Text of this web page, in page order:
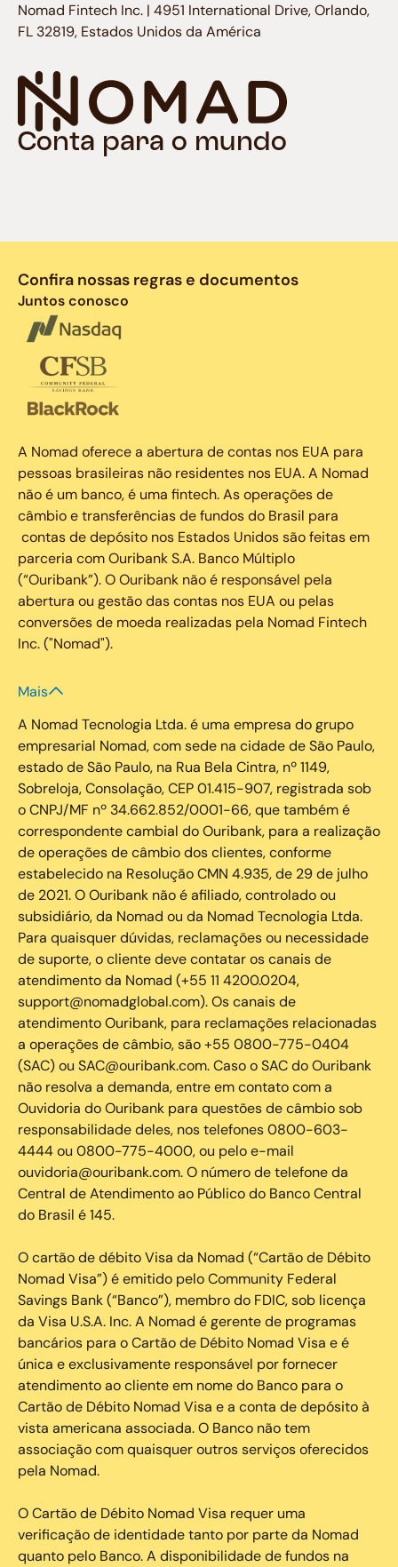
Conta para o mundo
Nomad Fintech Inc. | 4951 International Drive, Orlando,
FL 32819, Estados Unidos da América
Confira nossas regras e documentos
Juntos conosco
A Nomad oferece a abertura de contas nos EUA para
pessoas brasileiras não residentes nos EUA. A Nomad
não é um banco, é uma fintech. As operações de
câmbio e transferências de fundos do Brasil para
contas de depósito nos Estados Unidos são feitas em
parceria com Ouribank S.A. Banco Múltiplo
(“Ouribank”). O Ouribank não é responsável pela
abertura ou gestão das contas nos EUA ou pelas
conversões de moeda realizadas pela Nomad Fintech
Inc. ("Nomad").
Mais
A Nomad Tecnologia Ltda. é uma empresa do grupo
empresarial Nomad, com sede na cidade de São Paulo,
estado de São Paulo, na Rua Bela Cintra, nº 1149,
Sobreloja, Consolação, CEP 01.415-907, registrada sob
o CNPJ/MF nº 34.662.852/0001-66, que também é
correspondente cambial do Ouribank, para a realização
de operações de câmbio dos clientes, conforme
estabelecido na Resolução CMN 4.935, de 29 de julho
de 2021. O Ouribank não é afiliado, controlado ou
subsidiário, da Nomad ou da Nomad Tecnologia Ltda.
Para quaisquer dúvidas, reclamações ou necessidade
de suporte, o cliente deve contatar os canais de
atendimento da Nomad (+55 11 4200.0204,
support@nomadglobal.com). Os canais de
atendimento Ouribank, para reclamações relacionadas
a operações de câmbio, são +55 0800-775-0404
(SAC) ou SAC@ouribank.com. Caso o SAC do Ouribank
não resolva a demanda, entre em contato com a
Ouvidoria do Ouribank para questões de câmbio sob
responsabilidade deles, nos telefones 0800-603-
4444 ou 0800-775-4000, ou pelo e-mail
ouvidoria@ouribank.com. O número de telefone da
Central de Atendimento ao Público do Banco Central
do Brasil é 145.
O cartão de débito Visa da Nomad (“Cartão de Débito
Nomad Visa”) é emitido pelo Community Federal
Savings Bank (“Banco”), membro do FDIC, sob licença
da Visa U.S.A. Inc. A Nomad é gerente de programas
bancários para o Cartão de Débito Nomad Visa e é
única e exclusivamente responsável por fornecer
atendimento ao cliente em nome do Banco para o
Cartão de Débito Nomad Visa e a conta de depósito à
vista americana associada. O Banco não tem
associação com quaisquer outros serviços oferecidos
pela Nomad.
O Cartão de Débito Nomad Visa requer uma
verificação de identidade tanto por parte da Nomad
quanto pelo Banco. A disponibilidade de fundos na